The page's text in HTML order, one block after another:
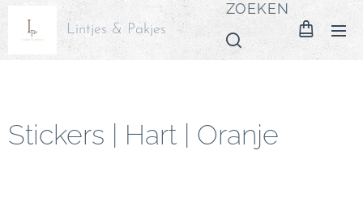
Lintjes & Pakjes
ZOEKEN
Stickers | Hart | Oranje